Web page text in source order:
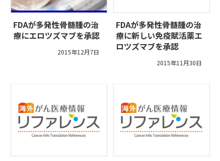
FDAが多発性骨髄腫の治
療にエロツズマブを承認
2015年12月7日
FDAが多発性骨髄腫の治
療に新しい免疫賦活薬エ
ロツズマブを承認
2015年11月30日